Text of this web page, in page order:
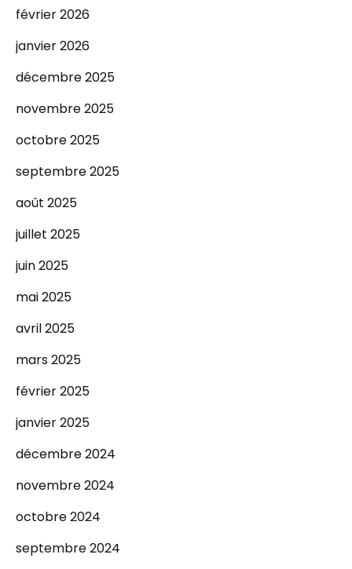
février 2026
janvier 2026
décembre 2025
novembre 2025
octobre 2025
septembre 2025
août 2025
juillet 2025
juin 2025
mai 2025
avril 2025
mars 2025
février 2025
janvier 2025
décembre 2024
novembre 2024
octobre 2024
septembre 2024